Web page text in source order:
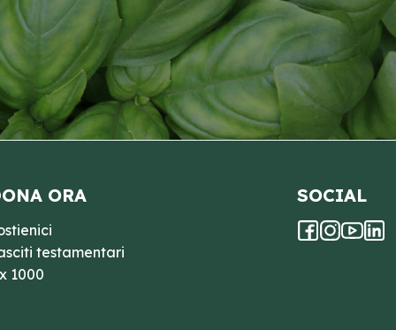
ORA
testamentari
1000
SOCIAL